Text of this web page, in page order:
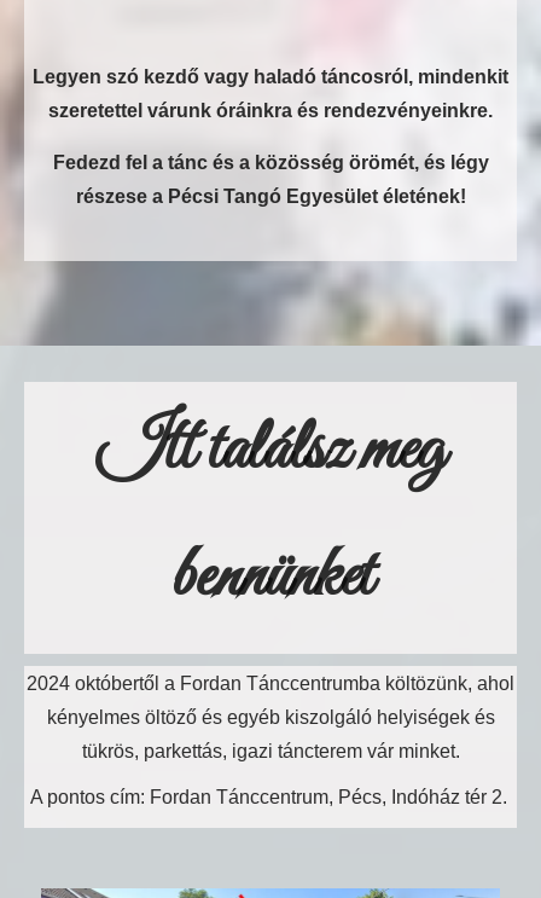
Legyen szó kezdő vagy haladó táncosról, mindenkit
szeretettel várunk óráinkra és rendezvényeinkre.
Fedezd fel a tánc és a közösség örömét, és légy
részese a Pécsi Tangó Egyesület életének!
Itt találsz meg
bennünket
2024 októbertől a Fordan Tánccentrumba költözünk, ahol
kényelmes öltöző és egyéb kiszolgáló helyiségek és
tükrös, parkettás, igazi táncterem vár minket.
A pontos cím: Fordan Tánccentrum, Pécs, Indóház tér 2.